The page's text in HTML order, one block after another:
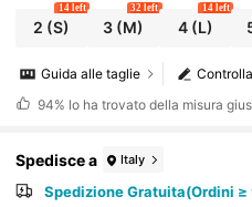
2 (S)
14 left
3 (M)
32 left
4(L)
14 left
Guida alle taglie
94% lo ha trovato della misura
Spedisce a Italy
Spedizione Gratuita(Ordini